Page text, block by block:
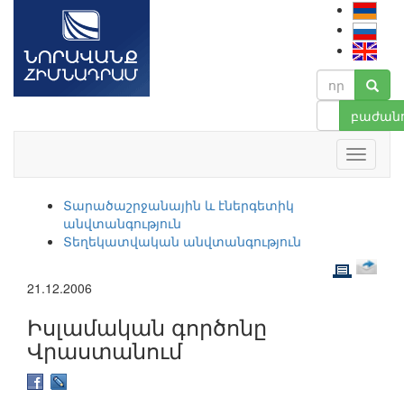
Տարածաշրջանային և էներգետիկ
անվտանգություն
Տեղեկատվական անվտանգություն
21.12.2006
Իսլամական գործոնը
Վրաստանում